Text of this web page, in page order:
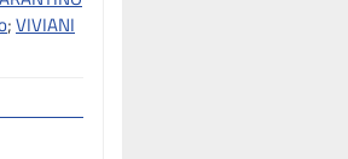
;VIVIANI